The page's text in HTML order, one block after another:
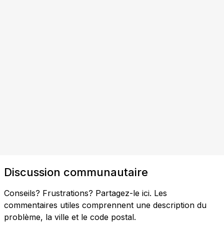
Discussion communautaire
Conseils? Frustrations? Partagez-le ici. Les
commentaires utiles comprennent une description du
problème, la ville et le code postal.